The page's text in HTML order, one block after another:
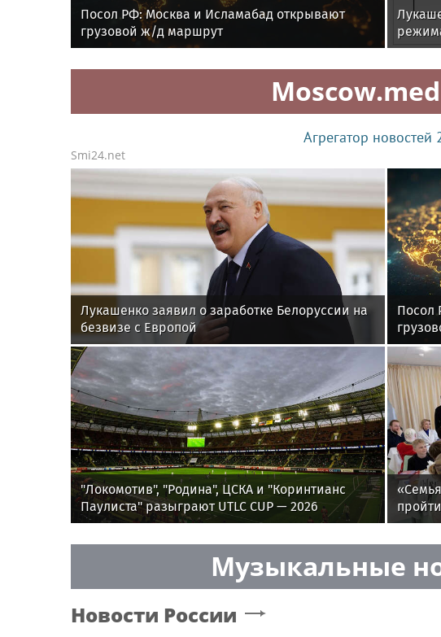
Посол РФ: Москва и Исламабад открывают
грузовой ж/д маршрут
Агрегатор
Smi24.net
Лукашенко заявил о заработке Белоруссии на
безвизе с Европой
Посол
"Локомотив", "Родина", ЦСКА и "Коринтианс
Паулиста" разыграют UTLC CUP — 2026
Музыкальные
Новости России